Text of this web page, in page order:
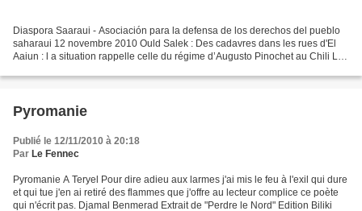
Diaspora Saaraui - Asociación para la defensa de los derechos del pueblo
saharaui 12 novembre 2010 Ould Salek : Des cadavres dans les rues d'El
Aaiun : l a situation rappelle celle du régime d’Augusto Pinochet au Chili Les
Pyromanie
Publié le 12/11/2010 à 20:18
Par Le Fennec
Pyromanie A Teryel Pour dire adieu aux larmes j'ai mis le feu à l'exil qui dure
et qui tue j'en ai retiré des flammes que j'offre au lecteur complice ce poète
qui n'écrit pas. Djamal Benmerad Extrait de "Perdre le Nord" Edition Biliki